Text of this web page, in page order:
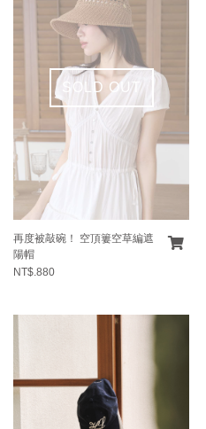
SOLD OUT
再度被敲碗！ 空頂簍空草編遮
陽帽
NT$.880